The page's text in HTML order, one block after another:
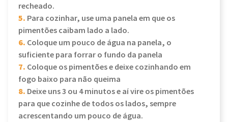
recheado.
5. Para cozinhar, use uma panela em que os
pimentões caibam lado a lado.
6. Coloque um pouco de água na panela, o
suficiente para forrar o fundo da panela
7. Coloque os pimentões e deixe cozinhando em
fogo baixo para não queima
8. Deixe uns 3 ou 4 minutos e aí vire os pimentões
para que cozinhe de todos os lados, sempre
acrescentando um pouco de água.